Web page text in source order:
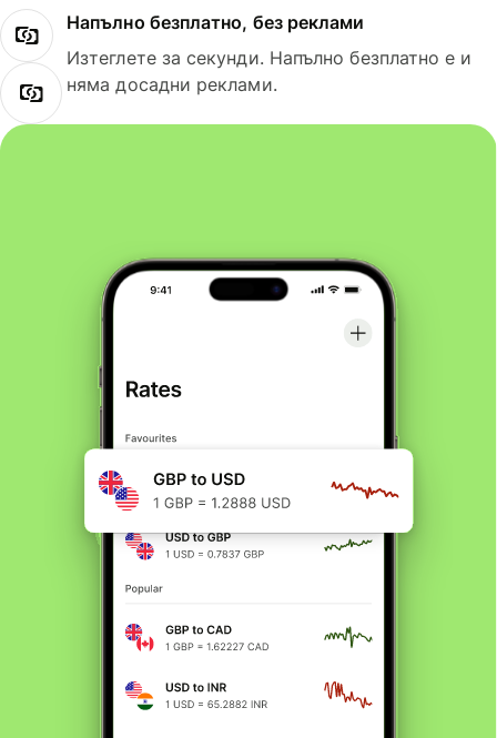
Напълно безплатно, без реклами
Изтеглете за секунди. Напълно безплатно е и
няма досадни реклами.